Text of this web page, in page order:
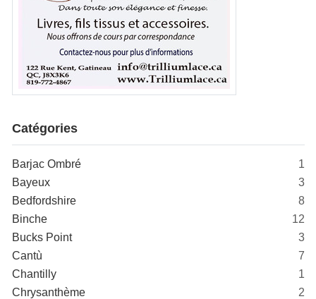
Catégories
Barjac Ombré
1
Bayeux
3
Bedfordshire
8
Binche
12
Bucks Point
3
Cantù
7
Chantilly
1
Chrysanthème
2